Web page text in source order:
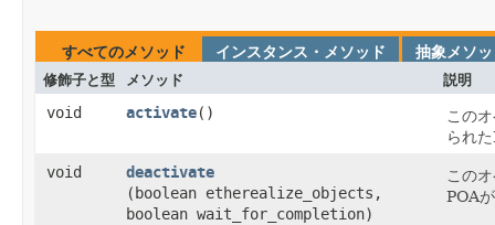
すべてのメソッド インスタンス・メソッド 抽象メソ
修飾子と型 メソッド 説明
void activate()
この
られ
void deactivate
(boolean etherealize_objects,
boolean wait_for_completion)
この
POA